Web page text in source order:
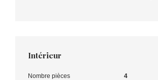
Intérieur
Nombre pièces 4